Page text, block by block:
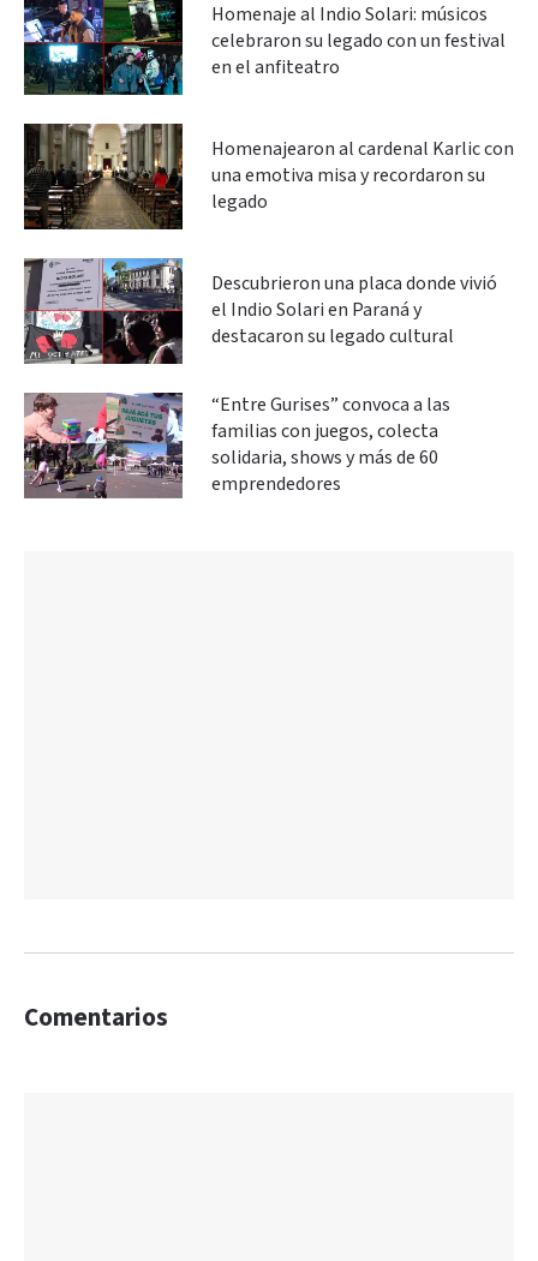
Homenaje al Indio Solari: músicos
celebraron su legado con un festival
en el anfiteatro
Homenajearon al cardenal Karlic con
una emotiva misa y recordaron su
legado
Descubrieron una placa donde vivió
el Indio Solari en Paraná y
destacaron su legado cultural
“Entre Gurises” convoca a las
familias con juegos, colecta
solidaria, shows y más de 60
emprendedores
Comentarios